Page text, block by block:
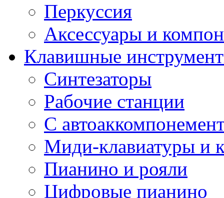
Перкуссия
Аксессуары и
Клавишные
Синтезаторы
Рабочие станции
С
Миди-клавиатуры и
Пианино и рояли
Цифровые пианино